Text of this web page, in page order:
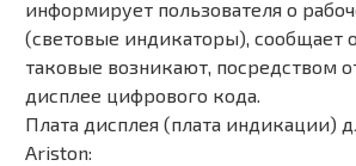
информирует пользователя о
(световые индикаторы), сообщает
таковые возникают, посредством
дисплее цифрового кода.
Плата дисплея (плата индикации)
Ariston: